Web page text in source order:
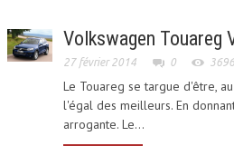
Volkswagen Touareg
27 février 2014 0 3696
Le Touareg se targue d'être,
l'égal des meilleurs. En
arrogante. Le...